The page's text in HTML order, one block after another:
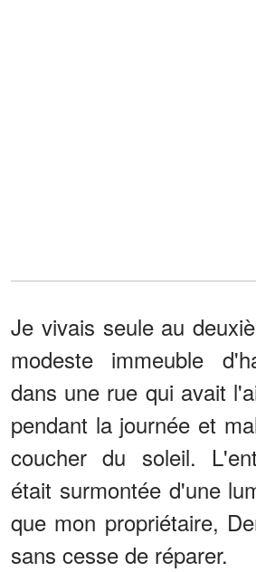
Je vivais seule au
modeste immeuble
dans une rue qui avait
pendant la journée et
coucher du soleil.
était surmontée d'une
que mon propriétaire,
sans cesse de réparer.